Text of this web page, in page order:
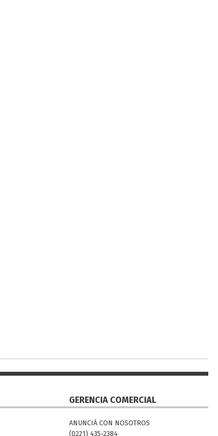
GERENCIA COMERCIAL
ANUNCIÁ CON NOSOTROS
(0221) 435-2384